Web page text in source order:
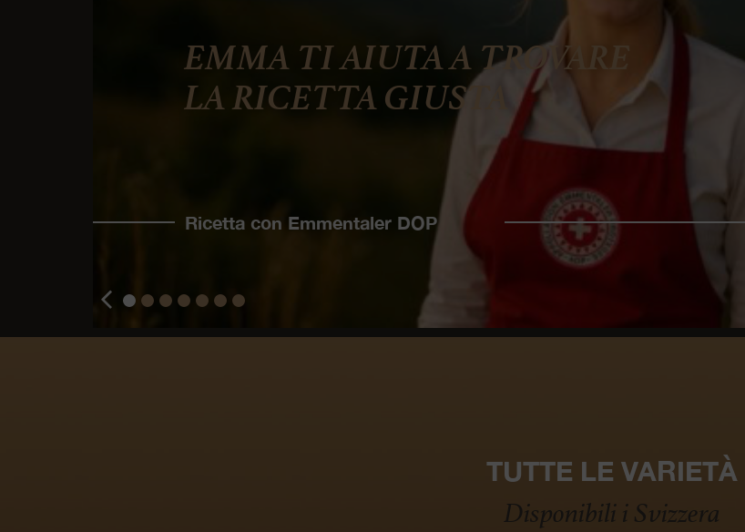
EMMA TI AIUTA A TROVARE
LA RICETTA GIUSTA
Ricetta con Emmentaler DOP
2 4 5 6 7
TUTTE LE VARIETÀ
Disponibili i Svizzera